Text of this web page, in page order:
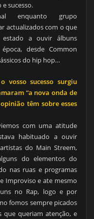
sucesso.
enquanto grupo
actualizados com o que
estado a ouvir álbuns
desde Common
do hip hop…
vosso sucesso surgiu
“a nova onda de
têm sobre esses
com uma atitude
habituado a ouvir
do Main Streem,
do elementos do
nas ruas e programas
Improviso e ate mesmo
no Rap, logo e por
fomos sempre picados
que queriam atenção, e